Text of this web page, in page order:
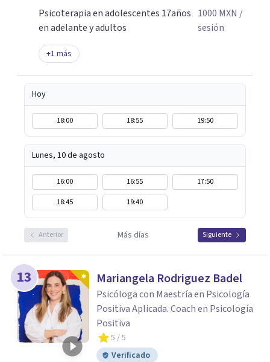
Psicoterapia en adolescentes 17años
en adelante y adultos
1000 MXN /
sesión
+1 más
Hoy
18:00 18:55 19:50
Lunes, 10 de agosto
16:00 16:55
17:50
18:45
19:40
Anterior Más días Siguiente
13 Mariangela Rodriguez Badel
Psicóloga con Maestría en Psicología
Positiva Aplicada. Coach en Psicología
Positiva
5 / 5
Verificado